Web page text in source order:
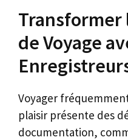
Transformer
de Voyage
Voyager
plaisir présente des
documentation,